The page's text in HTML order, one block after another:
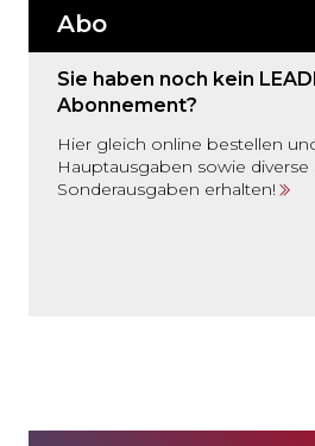
Abo
Sie haben noch kein
Abonnement?
Hier gleich online bestellen
Hauptausgaben sowie diverse
Sonderausgaben erhalten!